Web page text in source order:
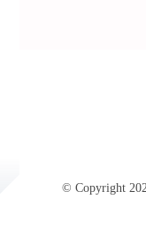
© Copyright